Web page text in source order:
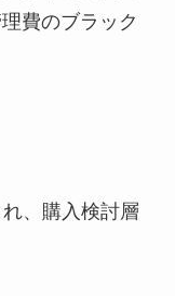
費のブラック
、購入検討層